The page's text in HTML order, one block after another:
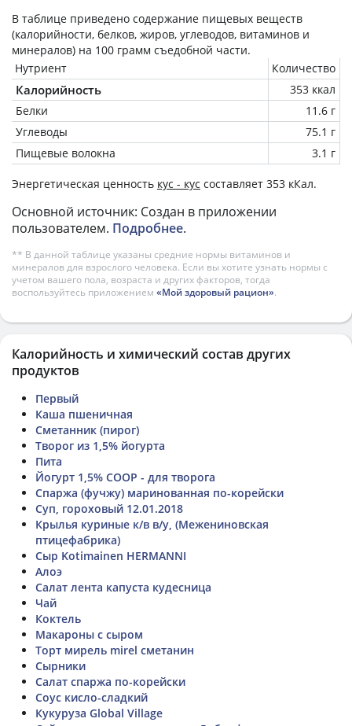
В таблице приведено содержание пищевых веществ
(калорийности, белков, жиров, углеводов, витаминов и
минералов) на 100 грамм съедобной части.
Нутриент
Количество
Калорийность
353 ккал
Белки
11.6 г
Углеводы
75.1 г
Пищевые волокна
3.1 г
Энергетическая ценность кус - кус составляет 353 кКал.
Основной источник: Создан в приложении
пользователем. Подробнее.
** В данной таблице указаны средние нормы витаминов и
минералов для взрослого человека. Если вы хотите узнать нормы с
учетом вашего пола, возраста и других факторов, тогда
воспользуйтесь приложением «Мой здоровый рацион».
Калорийность и химический состав других
продуктов
Первый
Каша пшеничная
Сметанник (пирог)
Творог из 1,5% йогурта
Пита
Йогурт 1,5% СООР - для творога
Спаржа (фучжу) маринованная по-корейски
Суп, гороховый 12.01.2018
Крылья куриные к/в в/у, (Межениновская
птицефабрика)
Сыр Kotimainen HERMANNI
Алоэ
Салат лента капуста кудесница
Чай
Коктель
Макароны с сыром
Торт мирель mirel сметанин
Сырники
Салат спаржа по-корейски
Соус кисло-сладкий
Кукуруза Global Village